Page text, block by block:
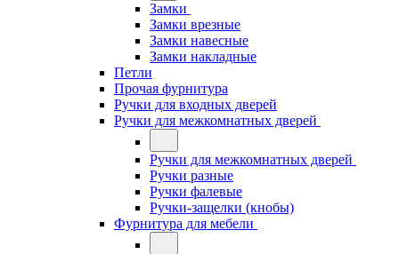
Замки
Замки врезные
Замки навесные
Замки накладные
Петли
Прочая фурнитура
Ручки для входных дверей
Ручки для межкомнатных дверей
Ручки для межкомнатных дверей
Ручки разные
Ручки фалевые
Ручки-защелки (кнобы)
Фурнитура для мебели